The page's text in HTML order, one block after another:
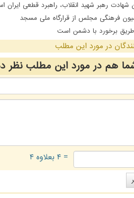
رهبر شهید انقلاب، راهبرد قطعی ایران
فرهنگی مجلس از قرارگاه ملی مسجد
طریق برخورد با دشمن است
در مورد این مطلب
هم در مورد این مطلب نظر
= ۴ بعلاوه ۴